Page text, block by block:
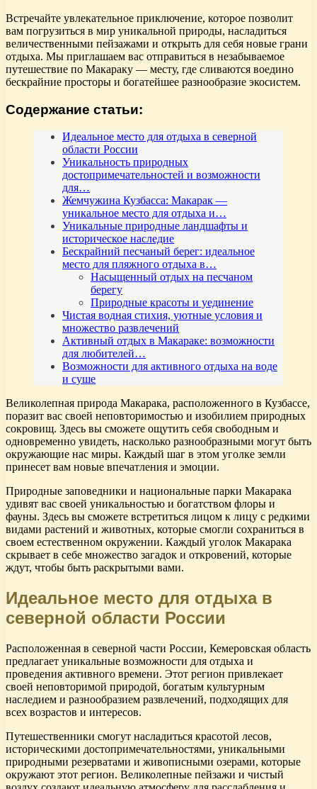
Встречайте увлекательное приключение, которое позволит
вам погрузиться в мир уникальной природы, насладиться
величественными пейзажами и открыть для себя новые грани
отдыха. Мы приглашаем вас отправиться в незабываемое
путешествие по Макараку — месту, где сливаются воедино
бескрайние просторы и богатейшее разнообразие экосистем.
Содержание статьи:
Идеальное место для отдыха в северной
области России
Уникальность природных
достопримечательностей и возможности
для…
Жемчужина Кузбасса: Макарак —
уникальное место для отдыха и…
Уникальные природные ландшафты и
историческое наследие
Бескрайний песчаный берег: идеальное
место для пляжного отдыха в…
Насыщенный отдых на песчаном
берегу
Природные красоты и уединение
Чистая водная стихия, уютные условия и
множество развлечений
Активный отдых в Макараке: возможности
для любителей…
Возможности для активного отдыха на воде
и суше
Великолепная природа Макарака, расположенного в Кузбассе,
поразит вас своей неповторимостью и изобилием природных
сокровищ. Здесь вы сможете ощутить себя свободным и
одновременно увидеть, насколько разнообразными могут быть
окружающие нас миры. Каждый шаг в этом уголке земли
принесет вам новые впечатления и эмоции.
Природные заповедники и национальные парки Макарака
удивят вас своей уникальностью и богатством флоры и
фауны. Здесь вы сможете встретиться лицом к лицу с редкими
видами растений и животных, которые смогли сохраниться в
своем естественном окружении. Каждый уголок Макарака
скрывает в себе множество загадок и откровений, которые
ждут, чтобы быть раскрытыми вами.
Идеальное место для отдыха в
северной области России
Расположенная в северной части России, Кемеровская область
предлагает уникальные возможности для отдыха и
проведения активного времени. Этот регион привлекает
своей неповторимой природой, богатым культурным
наследием и разнообразием развлечений, подходящих для
всех возрастов и интересов.
Путешественники смогут насладиться красотой лесов,
историческими достопримечательностями, уникальными
природными резерватами и живописными озерами, которые
окружают этот регион. Великолепные пейзажи и чистый